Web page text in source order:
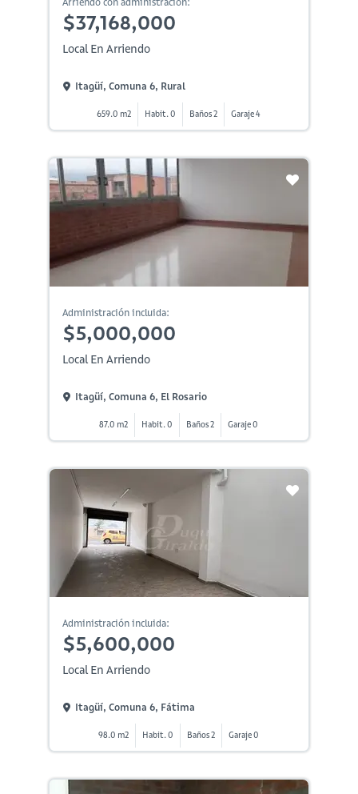
$37,168,000
Local En Arriendo
Itagüí, Comuna 6, Rural
659.0 m2 Habit. 0 Baños 2 Garaje 4
Administración incluida:
$5,000,000
Local En Arriendo
Itagüí, Comuna 6, El Rosario
87.0 m2 Habit. 0 Baños 2 Garaje 0
Administración incluida:
$5,600,000
Local En Arriendo
Itagüí, Comuna 6, Fátima
98.0 m2 Habit. 0 Baños 2 Garaje 0